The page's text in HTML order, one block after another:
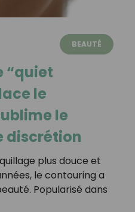
BEAUTÉ
“quiet
le
le
discrétion
plus douce et
le contouring a
Popularisé dans